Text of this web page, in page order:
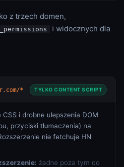
z trzech domen,
i widocznych dla
* TYLKO CONTENT SCRIPT
i drobne ulepszenia DOM
przyciski tłumaczenia) na
nie fetchuje HN
żadne poza tym co